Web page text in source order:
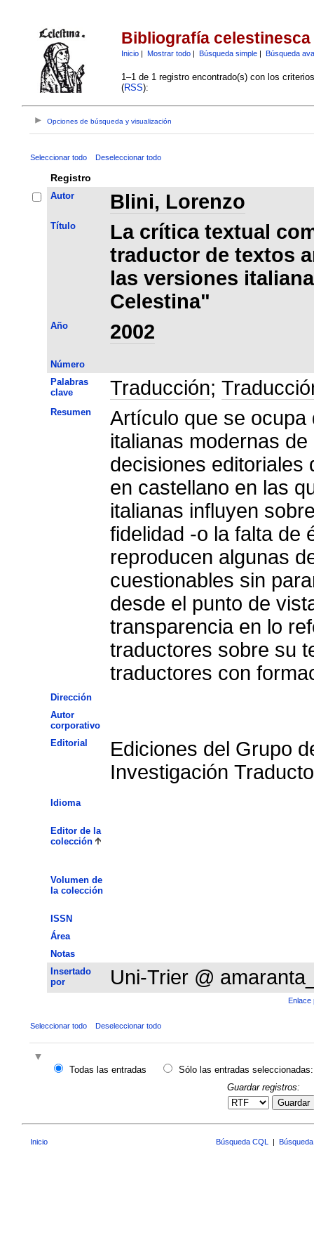
Bibliografía celestinesca
Inicio| Mostrar todo| Búsqueda simple| Búsqueda
1–1 de 1 registro encontrado(s) con los
(RSS):
Opciones de búsqueda y visualización
Seleccionar todo Deseleccionar todo
Registro
Autor Blini, Lorenzo
Título
La crítica textual
traductor de textos
las versiones
Celestina"
Año 2002
Número
Palabras
clave
Traducción;
Resumen
Artículo que se
italianas modernas de
decisiones editoriales
en castellano en las
italianas influyen
fidelidad -o la falta de
reproducen algunas
cuestionables sin
desde el punto de
transparencia en lo
traductores sobre su
traductores con
Dirección
Autor
corporativo
Editorial
Ediciones del Grupo
Investigación
Idioma
Editor de la
colección
Volumen de
la colección
ISSN
Área
Notas
Insertado
por
Uni-Trier @
Enlace
Seleccionar todo Deseleccionar todo
Todas las entradas
Sólo las entradas seleccionadas:
Guardar registros:
Guardar
Inicio Búsqueda CQL